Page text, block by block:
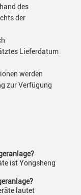
des
der
Lieferdatum
werden
zur Verfügung
ist Yongsheng
lautet